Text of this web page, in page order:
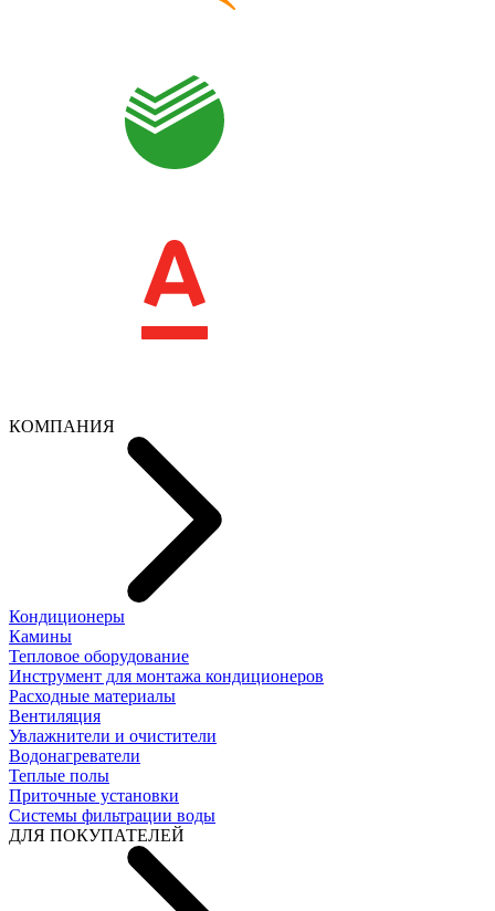
КОМПАНИЯ
Кондиционеры
Камины
Тепловое оборудование
Инструмент для монтажа кондиционеров
Расходные материалы
Вентиляция
Увлажнители и очистители
Водонагреватели
Теплые полы
Приточные установки
Системы фильтрации воды
ДЛЯ ПОКУПАТЕЛЕЙ